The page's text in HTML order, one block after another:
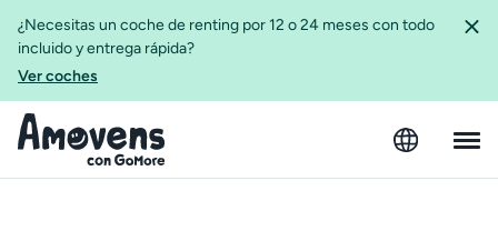
¿Necesitas un coche de renting por 12 o 24 meses con todo
incluido y entrega rápida?
Ver coches